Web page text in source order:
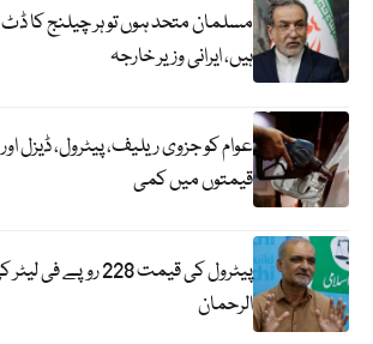
مسلمان متحد ہوں تو ہر چیلنج کا
ہیں، ایرانی وزیر خارجہ
عوام کو جزوی ریلیف، پیٹرول، ڈیزل
قیمتوں میں کمی
پیٹرول کی قیمت 228
الرحمان